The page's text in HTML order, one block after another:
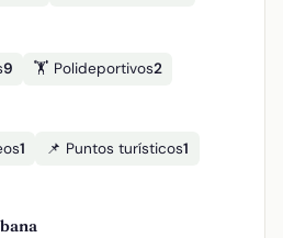
9 🏋️ Polideportivos2
1 📌 Puntos turísticos1